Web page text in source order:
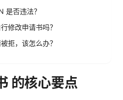
是否违法？
修改申请书吗？
拒，该怎么办？
的核心要点